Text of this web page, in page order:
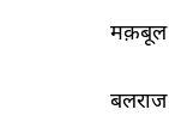
मक़बूल
बलराज